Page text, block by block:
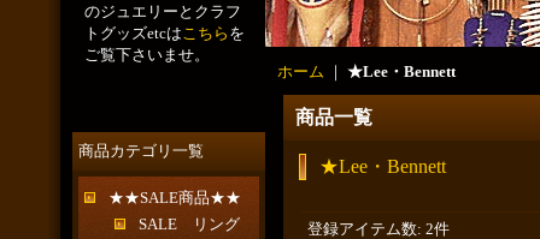
のジュエリーとクラフ
トグッズetcはこちら を
ご覧下さいませ。
商品カテゴリ一覧
★★SALE商品★★
SALE リング
ホーム ｜ ★Lee・Bennett
商品一覧
★Lee・Bennett
登録アイテム数: 2件